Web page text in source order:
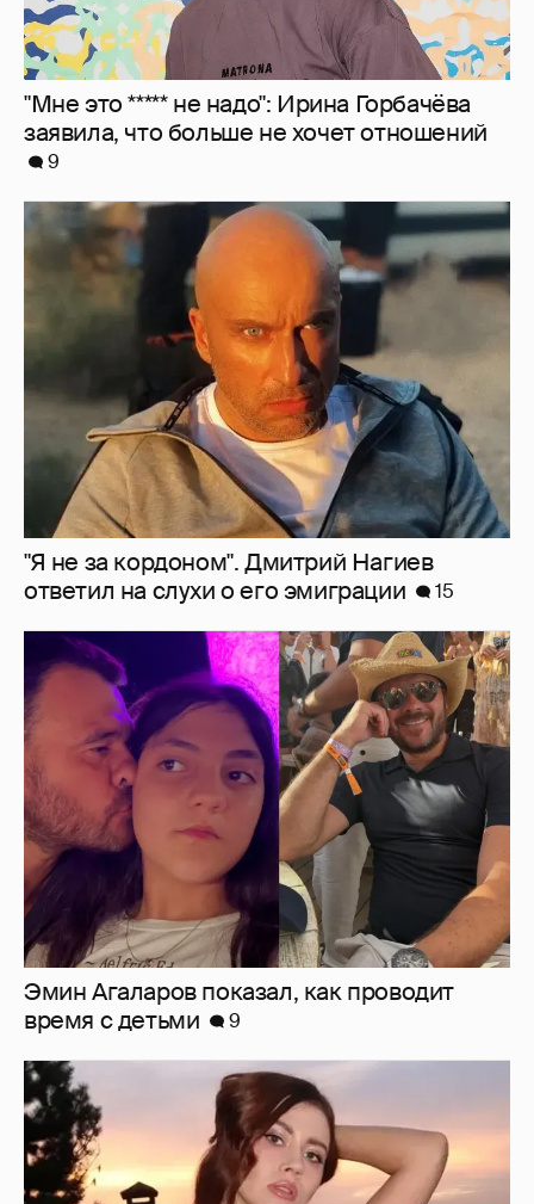
"Я не за кордоном". Дмитрий Нагиев
ответил на слухи о его эмиграции
Эмин Агаларов показал, как проводит
время с детьми
9
"Мне искренне больно". Олеся Иванченко
ответила на критику в сети за поддержку
"Колобка"
25